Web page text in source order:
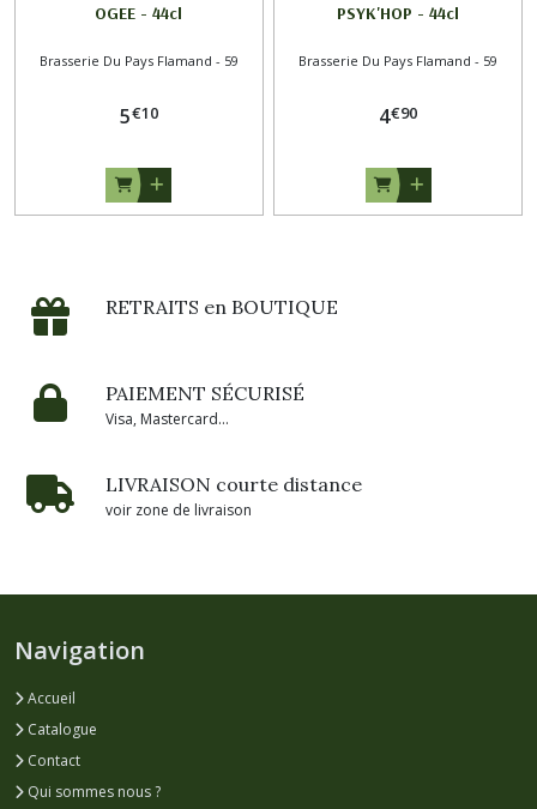
OGEE - 44cl
Brasserie Du Pays Flamand - 59
5€10
PSYK'HOP - 44cl
Brasserie Du Pays Flamand - 59
4€90
RETRAITS en BOUTIQUE
PAIEMENT SÉCURISÉ
Visa, Mastercard...
LIVRAISON courte distance
voir zone de livraison
Navigation
Accueil
Catalogue
Contact
Qui sommes nous ?